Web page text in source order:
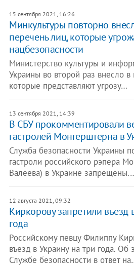
15 сентября 2021, 16:26
Минкультуры повторно
перечень лиц, которые
нацбезопасности
Министерство культуры и
Украины во второй раз внесло в
которые представляют угрозу…
13 сентября 2021, 14:39
В СБУ прокомментировали
гастролей Монгерштерна в
Служба безопасности Украины
гастроли российского рэпера
Валеева) в Украине
12 августа 2021, 09:32
Киркорову запретили въезд
года
Российскому певцу Филиппу
въезд в Украину на три года.
Службе безопасности в ответ